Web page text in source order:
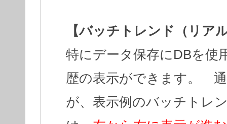
【バッチトレンド（リア
特にデータ保存にDBを使
歴の表示ができます。
が、表示例のバッチトレ